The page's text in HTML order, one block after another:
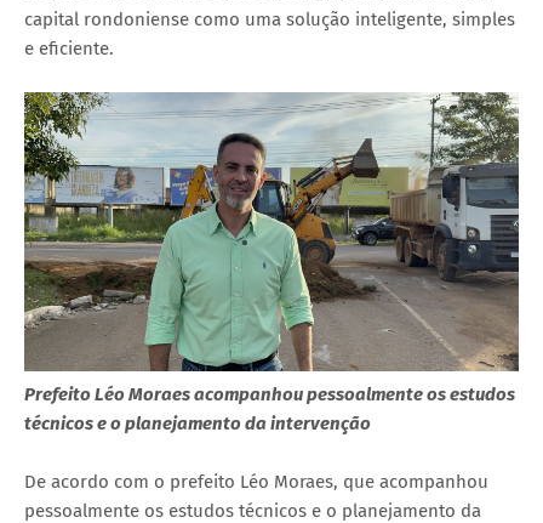
capital rondoniense como uma solução inteligente, simples
e eficiente.
Prefeito Léo Moraes acompanhou pessoalmente os estudos
técnicos e o planejamento da intervenção
De acordo com o prefeito Léo Moraes, que acompanhou
pessoalmente os estudos técnicos e o planejamento da